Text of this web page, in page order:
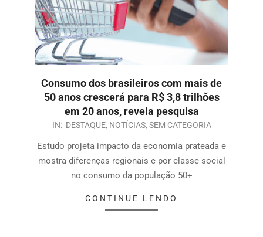
Consumo dos brasileiros com mais de
50 anos crescerá para R$ 3,8 trilhões
em 20 anos, revela pesquisa
IN: DESTAQUE, NOTÍCIAS, SEM CATEGORIA
Estudo projeta impacto da economia prateada e
mostra diferenças regionais e por classe social
no consumo da população 50+
CONTINUE LENDO